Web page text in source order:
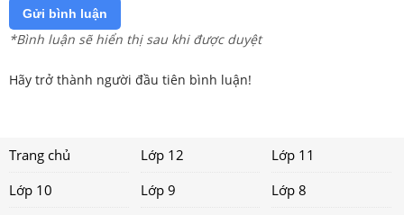
Gửi bình luận
*Bình luận sẽ hiển thị sau khi được duyệt
Hãy trở thành người đầu tiên bình luận!
Trang chủ Lớp 12
Lớp 11
Lớp 10
Lớp 9
Lớp 8